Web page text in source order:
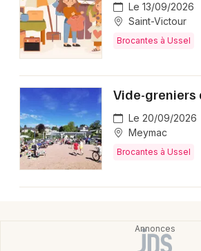
Newsletter des sorties
Artistes en tournée
Actus à Ussel
Magazine à Ussel
Le 13/09/2026
Saint-Victour
Brocantes à Ussel
Vide-greniers
Le 20/09/2026
Meymac
Brocantes à Ussel